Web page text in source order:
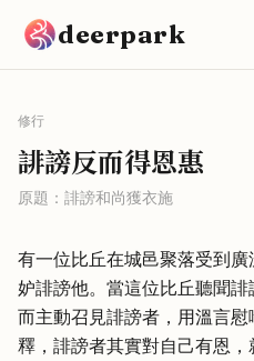
deerpark
修行
誹謗反而得恩惠
原題： 誹謗和尚獲衣施
有一位比丘在城邑聚落受到
妒誹謗他。當這位比丘聽聞
而主動召見誹謗者，用溫言
釋，誹謗者其實對自己有恩